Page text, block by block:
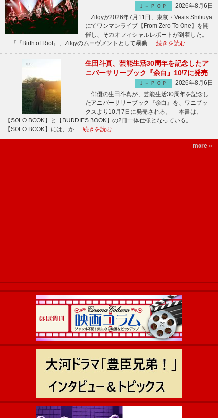
Ｊ－ＰＯＰ
2026年8月6日
Zilqyが2026年7月11日、東京・Veats Shibuya
にてワンマンライブ【From Zero To One】を開
催し、そのオフィシャルレポートが到着した。
「『Birth of Riot』、Zilqyのムーヴメントとして暴動 … 続きを読む
生田斗真、芸能生活30周年を記念したア
ニバーサリーブック『余白』10/7に発売
Ｊ－ＰＯＰ
2026年8月6日
俳優の生田斗真が、芸能生活30周年を記念し
たアニバーサリーブック『余白』を、ワニブッ
クスより10月7日に発売される。 本書は、
【SOLO BOOK】と【BUDDIES BOOK】の2冊一体仕様となっている。
【SOLO BOOK】には、か … 続きを読む
more »